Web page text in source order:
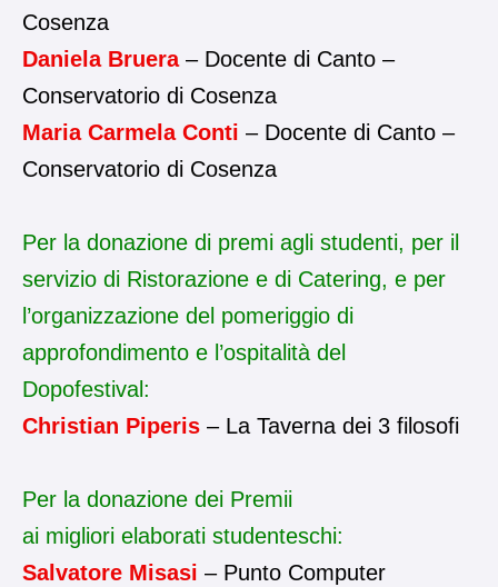
Cosenza
Daniela Bruera– Docente di Canto –
Conservatorio di Cosenza
Maria Carmela Conti – Docente di Canto –
Conservatorio di Cosenza
Per la donazione di premi agli studenti, per il
servizio di Ristorazione e di Catering, e per
l’organizzazione del pomeriggio di
approfondimento e l’ospitalità del
Dopofestival:
Christian Piperis – La Taverna dei 3 filosofi
Per la donazione dei Premii
ai migliori elaborati studenteschi:
Salvatore Misasi – Punto Computer